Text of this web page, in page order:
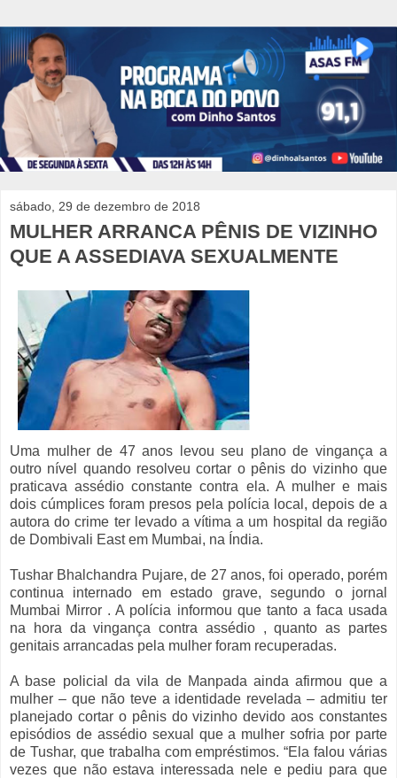
sábado, 29 de dezembro de 2018
MULHER ARRANCA PÊNIS DE VIZINHO
QUE A ASSEDIAVA SEXUALMENTE
Uma mulher de 47 anos levou seu plano de vingança a
outro nível quando resolveu cortar o pênis do vizinho que
praticava assédio constante contra ela. A mulher e mais
dois cúmplices foram presos pela polícia local, depois de a
autora do crime ter levado a vítima a um hospital da região
de Dombivali East em Mumbai, na Índia.
Tushar Bhalchandra Pujare, de 27 anos, foi operado, porém
continua internado em estado grave, segundo o jornal
Mumbai Mirror . A polícia informou que tanto a faca usada
na hora da vingança contra assédio , quanto as partes
genitais arrancadas pela mulher foram recuperadas.
A base policial da vila de Manpada ainda afirmou que a
mulher – que não teve a identidade revelada – admitiu ter
planejado cortar o pênis do vizinho devido aos constantes
episódios de assédio sexual que a mulher sofria por parte
de Tushar, que trabalha com empréstimos. “Ela falou várias
vezes que não estava interessada nele e pediu para que